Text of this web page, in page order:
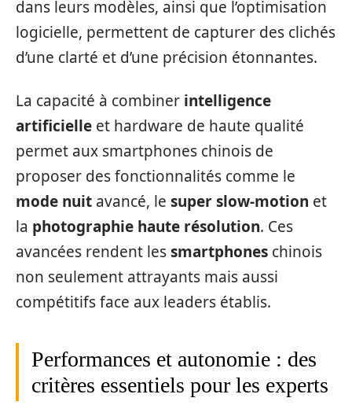
dans leurs modèles, ainsi que l’optimisation
logicielle, permettent de capturer des clichés
d’une clarté et d’une précision étonnantes.
La capacité à combiner intelligence
artificielle et hardware de haute qualité
permet aux smartphones chinois de
proposer des fonctionnalités comme le
mode nuit avancé, le super slow-motion et
la photographie haute résolution. Ces
avancées rendent lessmartphones chinois
non seulement attrayants mais aussi
compétitifs face aux leaders établis.
Performances et autonomie : des
critères essentiels pour les experts